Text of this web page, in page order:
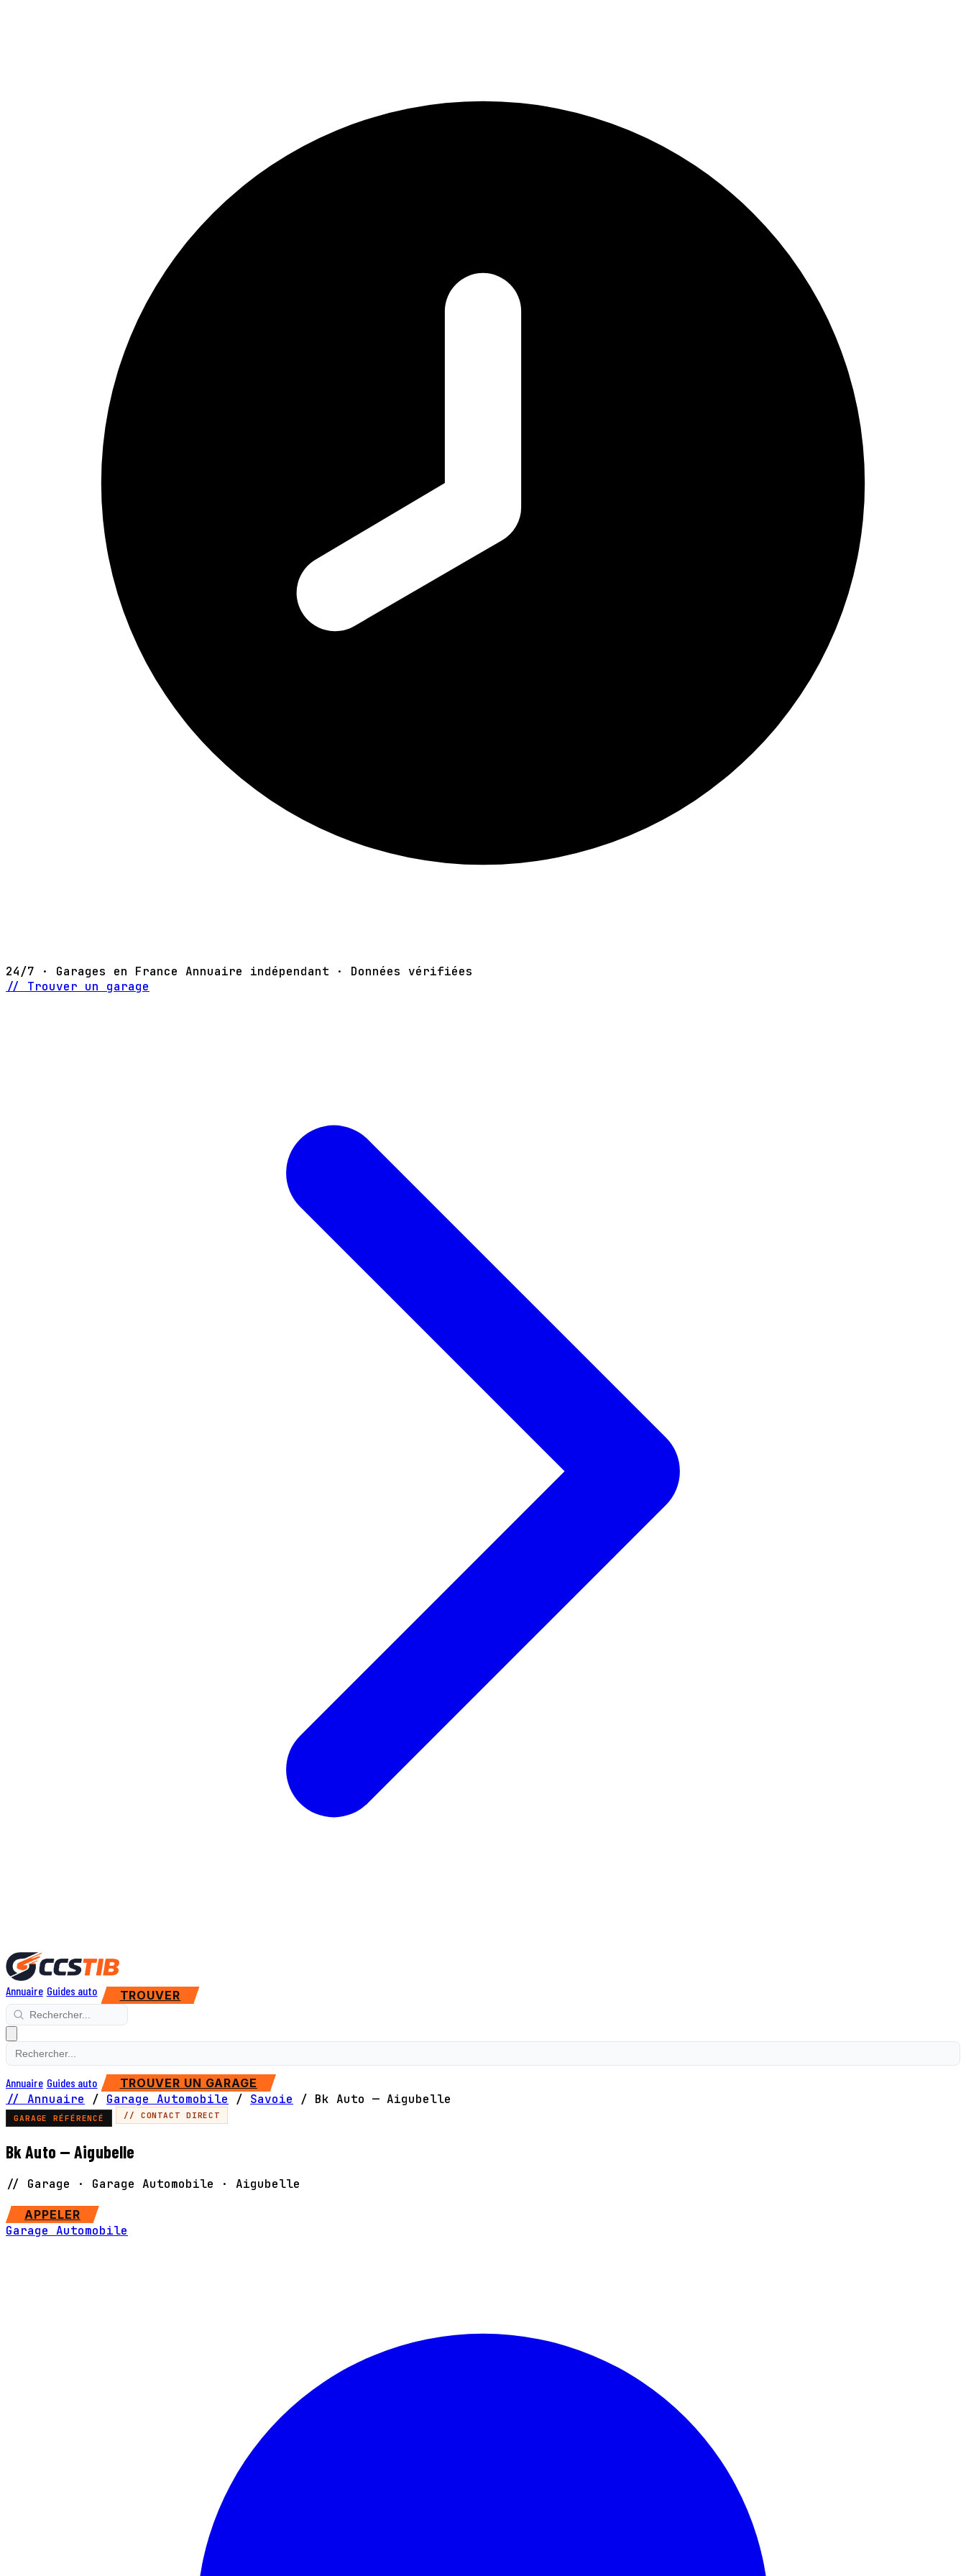
24/7 · Garages en France Annuaire indépendant · Données vérifiées
// Trouver un garage
Annuaire Guides auto TROUVER
Annuaire Guides auto TROUVER UN GARAGE
// Annuaire / Garage Automobile / Savoie / Bk Auto — Aigubelle
GARAGE RÉFÉRENCÉ // CONTACT DIRECT
Bk Auto — Aigubelle
// Garage · Garage Automobile · Aigubelle
APPELER
Garage Automobile